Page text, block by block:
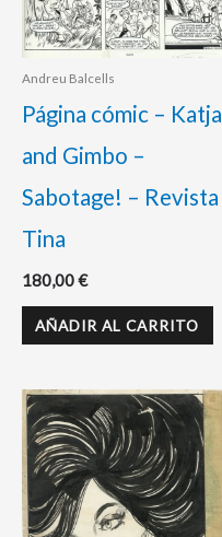
Andreu Balcells
Página cómic – Katja
and Gimbo –
Sabotage! – Revista
Tina
180,00€
AÑADIR AL CARRITO